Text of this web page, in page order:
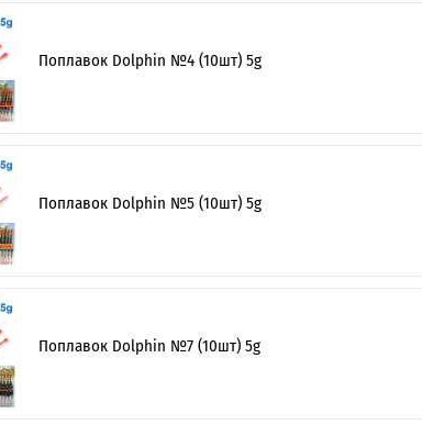
Поплавок Dolphin №4 (10шт) 5g
Поплавок Dolphin №5 (10шт) 5g
Поплавок Dolphin №7 (10шт) 5g